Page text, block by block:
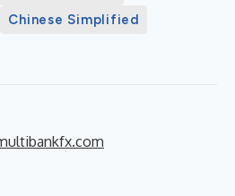
Chinese Simplified